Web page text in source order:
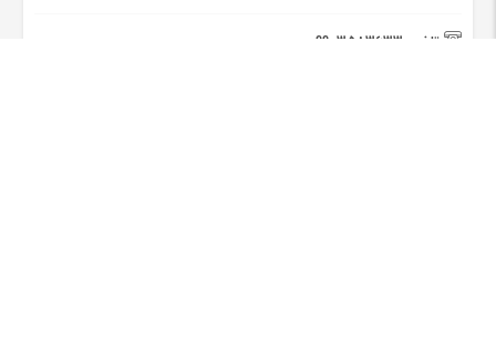
تلفن: 09903583633